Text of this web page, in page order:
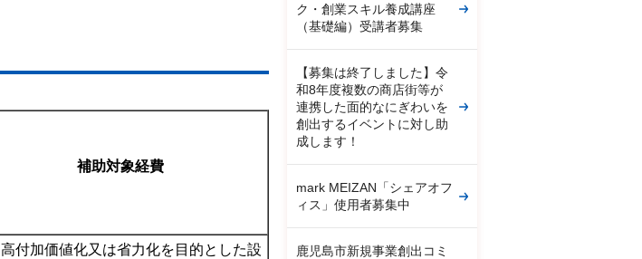
補助対象経費
高付加価値化又は省力化を目的とした設
ク・創業スキル養成講座
（基礎編）受講者募集
【募集は終了しました】令
和8年度複数の商店街等が
連携した面的なにぎわいを
創出するイベントに対し助
成します！
mark MEIZAN「シェアオフ
ィス」使用者募集中
鹿児島市新規事業創出コミ